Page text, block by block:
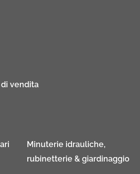
vendita
Minuterie idrauliche,
rubinetterie & giardinaggio